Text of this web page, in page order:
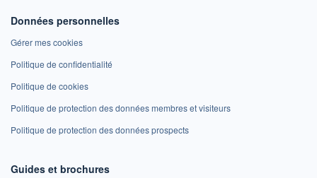
Données personnelles
Gérer mes cookies
Politique de confidentialité
Politique de cookies
Politique de protection des données membres et visiteurs
Politique de protection des données prospects
Guides et brochures